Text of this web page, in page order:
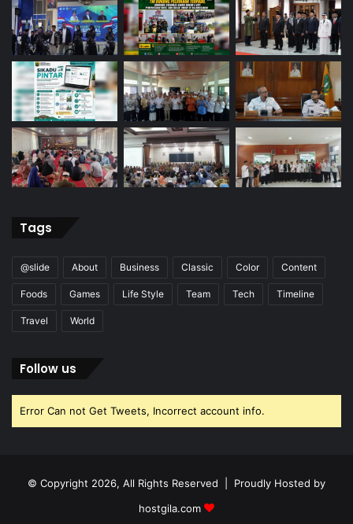
Tags
@slide About Business Classic Color Content
Foods Games Life Style Team Tech Timeline
Travel World
Follow us
Error Can not Get Tweets, Incorrect account info.
© Copyright 2026, All Rights Reserved | Proudly Hosted by
hostgila.com